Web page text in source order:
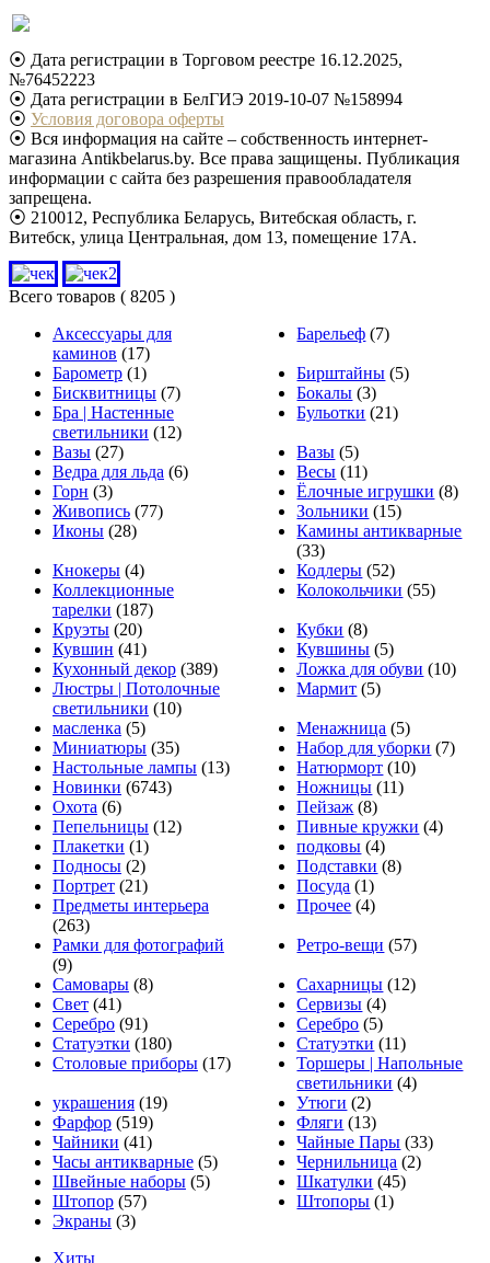
⦿ Дата регистрации в Торговом реестре 16.12.2025,
№76452223
⦿ Дата регистрации в БелГИЭ 2019-10-07 №158994
⦿ Условия договора оферты
⦿ Вся информация на сайте – собственность интернет-
магазина Antikbelarus.by. Все права защищены. Публикация
информации с сайта без разрешения правообладателя
запрещена.
⦿ 210012, Республика Беларусь, Витебская область, г.
Витебск, улица Центральная, дом 13, помещение 17А.
Всего товаров ( 8205 )
Аксессуары для
каминов (17)
Барельеф (7)
Барометр (1) Бирштайны (5)
Бисквитницы (7) Бокалы (3)
Бра | Настенные
светильники (12)
Бульотки (21)
Вазы (27) Вазы (5)
Ведра для льда (6) Весы (11)
Горн (3) Ёлочные игрушки (8)
Живопись (77) Зольники (15)
Иконы (28)
Камины антикварные
(33)
Кнокеры (4) Кодлеры (52)
Коллекционные
тарелки (187)
Колокольчики (55)
Круэты (20) Кубки (8)
Кувшин (41) Кувшины (5)
Кухонный декор (389) Ложка для обуви (10)
Люстры | Потолочные
светильники (10)
Мармит (5)
масленка (5) Менажница (5)
Миниатюры (35) Набор для уборки (7)
Настольные лампы (13) Натюрморт (10)
Новинки (6743) Ножницы (11)
Охота (6) Пейзаж (8)
Пепельницы (12) Пивные кружки (4)
Плакетки (1) подковы (4)
Подносы (2) Подставки (8)
Портрет (21) Посуда (1)
Предметы интерьера
(263)
Прочее (4)
Рамки для фотографий
(9)
Ретро-вещи (57)
Самовары (8) Сахарницы (12)
Свет (41) Сервизы (4)
Серебро (91) Серебро (5)
Статуэтки (180) Статуэтки (11)
Столовые приборы (17)
Торшеры | Напольные
светильники (4)
украшения (19) Утюги (2)
Фарфор (519) Фляги (13)
Чайники (41) Чайные Пары (33)
Часы антикварные (5) Чернильница (2)
Швейные наборы (5) Шкатулки (45)
Штопор (57) Штопоры (1)
Экраны (3)
Хиты